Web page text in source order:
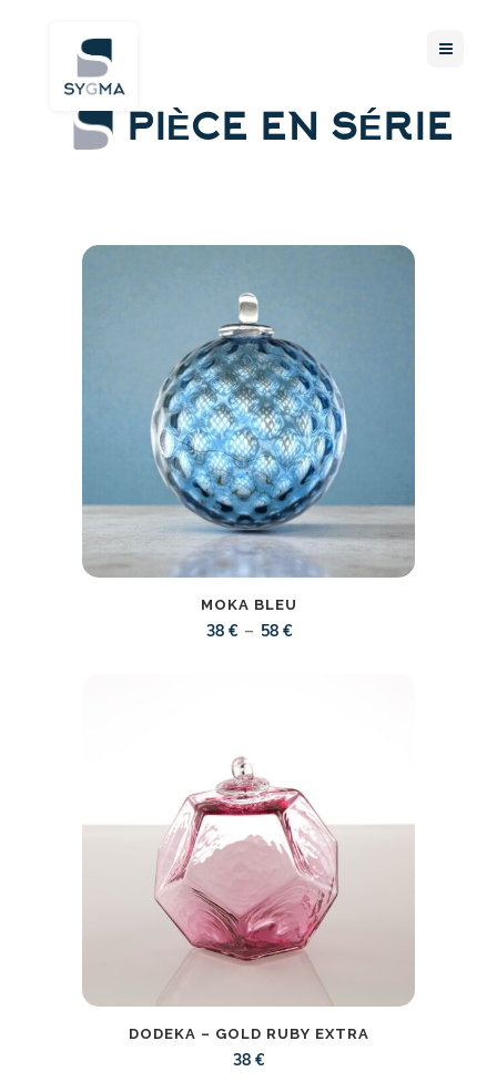
PIÈCE EN SÉRIE
MOKA BLEU
38 € – 58 €Plage
DODEKA – GOLD RUBY EXTRA
38 €